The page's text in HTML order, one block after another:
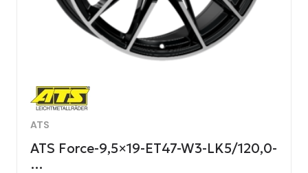
ATS
ATS Force-9,5×19-ET47-W3-LK5/120,0-
…